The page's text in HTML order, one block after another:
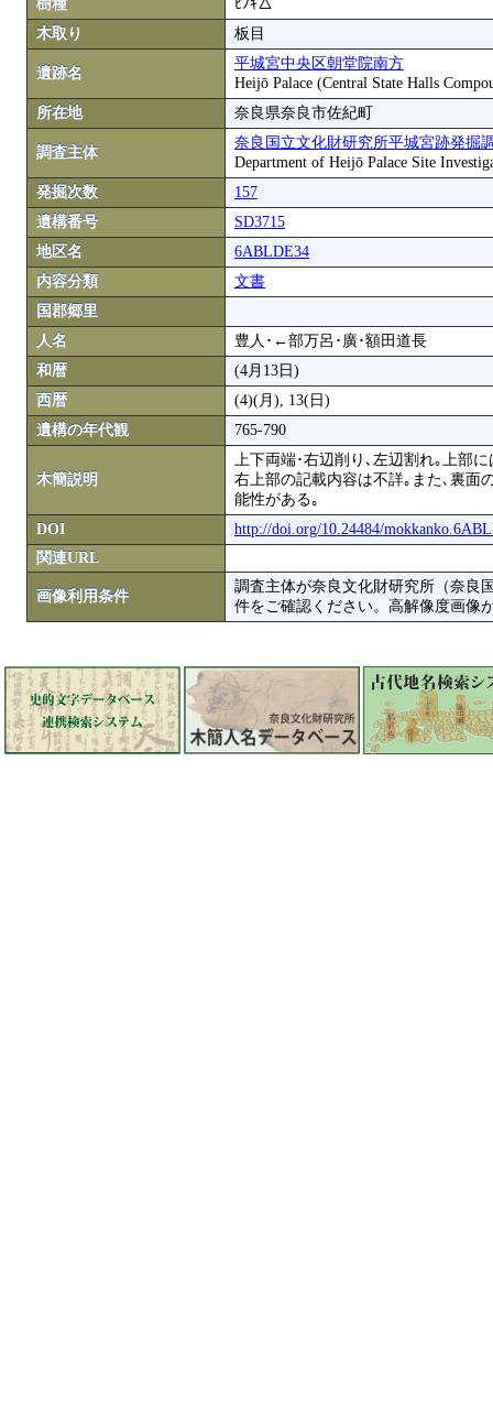
樹種
ﾋﾉｷ△
木取り
板目
遺跡名
平城宮中央区朝堂院南方
Heijō Palace (Central State Halls
所在地
奈良県奈良市佐紀町
調査主体
奈良国立文化財研究所平城宮跡発掘
Department of Heijō Palace Site
発掘次数
157
遺構番号
SD3715
地区名
6ABLDE34
内容分類
文書
国郡郷里
人名
豊人･←部万呂･廣･額田道長
和暦
(4月13日)
西暦
(4)(月), 13(日)
遺構の年代観
765-790
木簡説明
上下両端･右辺削り､左辺割れ｡上部
右上部の記載内容は不詳｡また､裏面
能性がある｡
DOI
http://doi.org/10.24484/
関連URL
画像利用条件
調査主体が奈良文化財研究所（奈良
件をご確認ください。高解像度画像